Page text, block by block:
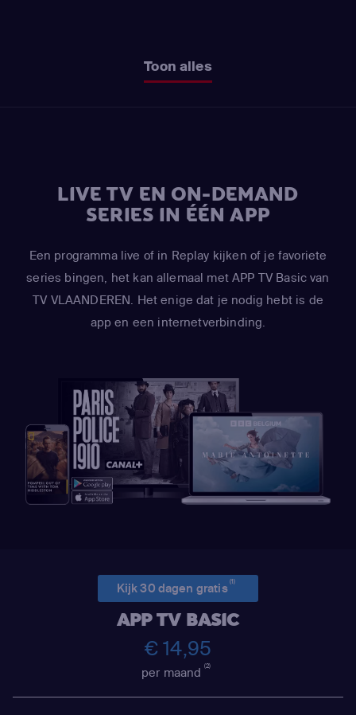
Toon alles
LIVE TV EN ON-DEMAND
SERIES IN ÉÉN APP
Een programma live of in Replay kijken of je favoriete
series bingen, het kan allemaal met APP TV Basic van
TV VLAANDEREN. Het enige dat je nodig hebt is de
app en een internetverbinding.
Kijk 30 dagen gratis(1)
APP TV BASIC
€ 14,95
per maand(2)